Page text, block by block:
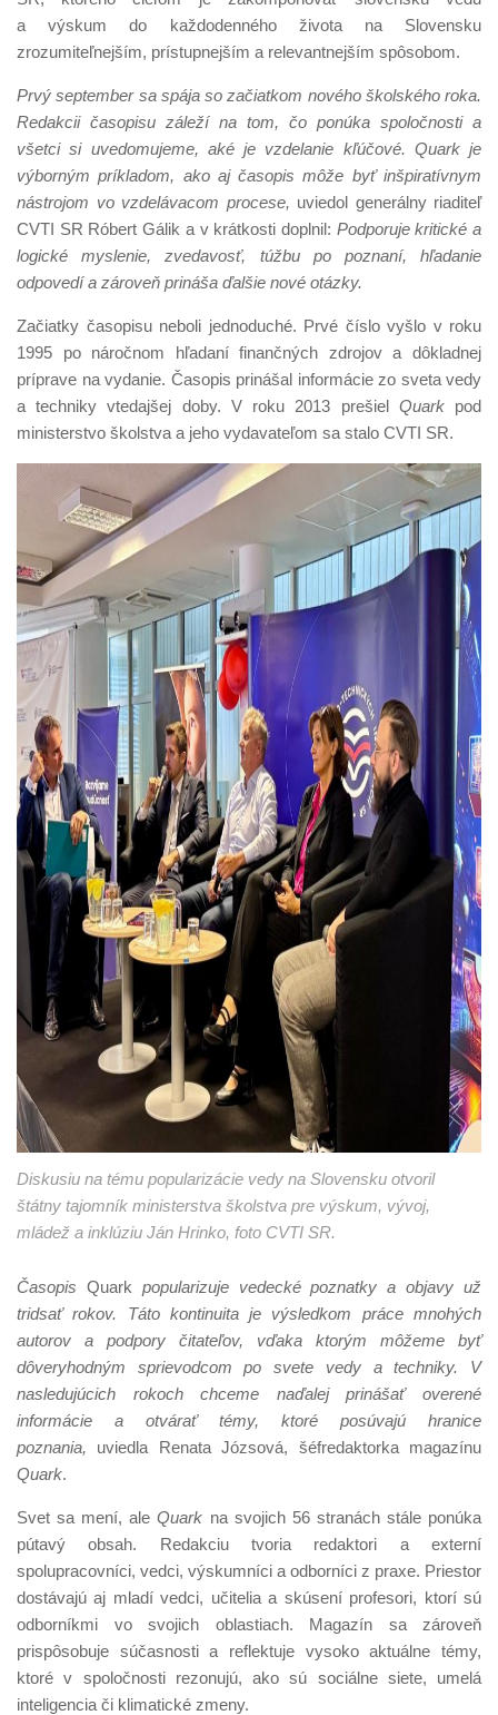
a výskum do každodenného života na Slovensku
zrozumiteľnejším, prístupnejším a relevantnejším spôsobom.
Prvý september sa spája so začiatkom nového školského roka.
Redakcii časopisu záleží na tom, čo ponúka spoločnosti a
všetci si uvedomujeme, aké je vzdelanie kľúčové. Quark je
výborným príkladom, ako aj časopis môže byť inšpiratívnym
nástrojom vo vzdelávacom procese, uviedol generálny riaditeľ
CVTI SR Róbert Gálik a v krátkosti doplnil: Podporuje kritické a
logické myslenie, zvedavosť, túžbu po poznaní, hľadanie
odpovedí a zároveň prináša ďalšie nové otázky.
Začiatky časopisu neboli jednoduché. Prvé číslo vyšlo v roku
1995 po náročnom hľadaní finančných zdrojov a dôkladnej
príprave na vydanie. Časopis prinášal informácie zo sveta vedy
a techniky vtedajšej doby. V roku 2013 prešiel Quarkpod
ministerstvo školstva a jeho vydavateľom sa stalo CVTI SR.
Diskusiu na tému popularizácie vedy na Slovensku otvoril
štátny tajomník ministerstva školstva pre výskum, vývoj,
mládež a inklúziu Ján Hrinko, foto CVTI SR.
Časopis Quark popularizuje vedecké poznatky a objavy už
tridsať rokov. Táto kontinuita je výsledkom práce mnohých
autorov a podpory čitateľov, vďaka ktorým môžeme byť
dôveryhodným sprievodcom po svete vedy a techniky. V
nasledujúcich rokoch chceme naďalej prinášať overené
informácie a otvárať témy, ktoré posúvajú hranice
poznania, uviedla Renata Józsová, šéfredaktorka magazínu
Quark.
Svet sa mení, aleQuark na svojich 56 stranách stále ponúka
pútavý obsah. Redakciu tvoria redaktori a externí
spolupracovníci, vedci, výskumníci a odborníci z praxe. Priestor
dostávajú aj mladí vedci, učitelia a skúsení profesori, ktorí sú
odborníkmi vo svojich oblastiach. Magazín sa zároveň
prispôsobuje súčasnosti a reflektuje vysoko aktuálne témy,
ktoré v spoločnosti rezonujú, ako sú sociálne siete, umelá
inteligencia či klimatické zmeny.